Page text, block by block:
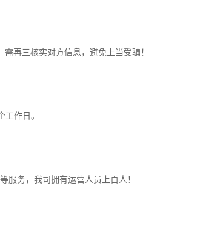
再三核实对方信息，避免上当受骗！
作日。
服务，我司拥有运营人员上百人！